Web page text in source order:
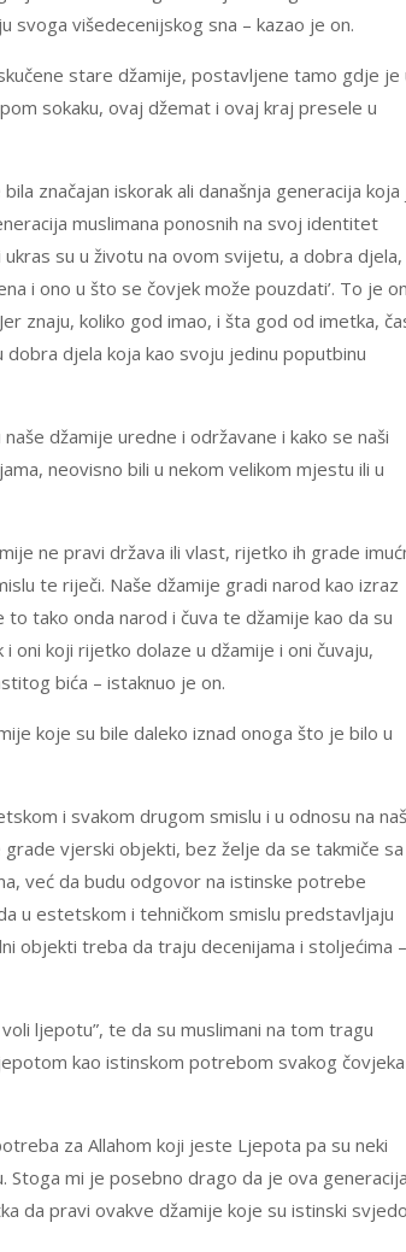
svoga višedecenijskog sna – kazao je on.
stare džamije, postavljene tamo gdje je
sokaku, ovaj džemat i ovaj kraj presele u
značajan iskorak ali današnja generacija koja
muslimana ponosnih na svoj identitet
ukras su u životu na ovom svijetu, a dobra djela,
i ono u što se čovjek može pouzdati’. To je
znaju, koliko god imao, i šta god od imetka,
djela koja kao svoju jedinu poputbinu
džamije uredne i održavane i kako se naši
neovisno bili u nekom velikom mjestu ili u
ne pravi država ili vlast, rijetko ih grade
te riječi. Naše džamije gradi narod kao izraz
tako onda narod i čuva te džamije kao da su
oni koji rijetko dolaze u džamije i oni čuvaju,
bića – istaknuo je on.
koje su bile daleko iznad onoga što je bilo u
i svakom drugom smislu i u odnosu na
vjerski objekti, bez želje da se takmiče sa
već da budu odgovor na istinske potrebe
u estetskom i tehničkom smislu predstavljaju
objekti treba da traju decenijama i stoljećima –
ljepotu”, te da su muslimani na tom tragu
kao istinskom potrebom svakog
za Allahom koji jeste Ljepota pa su neki
Stoga mi je posebno drago da je ova generacija
da pravi ovakve džamije koje su istinski